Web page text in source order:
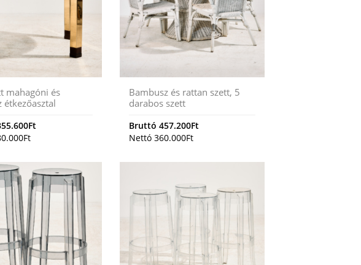
mahagóni és
étkezőasztal
Ft
Ft
Bambusz és rattan szett, 5
darabos szett
Bruttó457.200Ft
Nettó360.000Ft